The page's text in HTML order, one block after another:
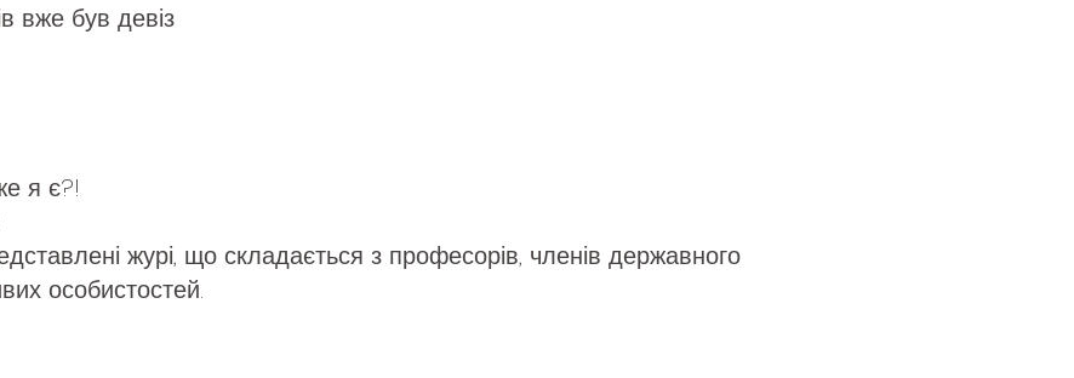
вже був девіз
я є?!
журі, що складається з професорів, членів державного
особистостей.